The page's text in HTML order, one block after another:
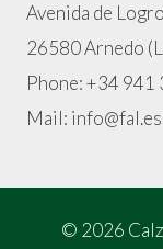
Avenida de
26580 Arnedo
Phone: +34 941
Mail: info@fal.es
© 2026